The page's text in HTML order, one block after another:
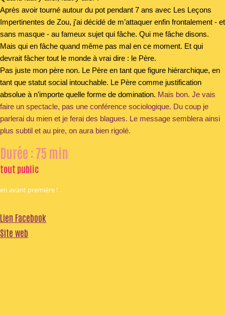
Après avoir tourné autour du pot pendant 7 ans avec Les Leçons
Impertinentes de Zou, j’ai décidé de m’attaquer enfin frontalement - et
sans masque - au fameux sujet qui fâche. Qui me fâche disons.
Mais qui en fâche quand même pas mal en ce moment. Et qui
devrait fâcher tout le monde à vrai dire : le Père.
Pas juste mon père non. Le Père en tant que figure hiérarchique, en
tant que statut social intouchable. Le Père comme justification
absolue à n’importe quelle forme de domination. Mais bon. Je vais
faire un spectacle, pas une conférence sociologique. Du coup je
parlerai du mien et je ferai des blagues. Le message semblera ainsi
plus subtil et au pire, on aura bien rigolé.
Durée : 75 min
tout public
en avant première !
Lien Facebook
Site web